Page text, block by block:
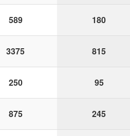
589 180
3375 815
250 95
875 245